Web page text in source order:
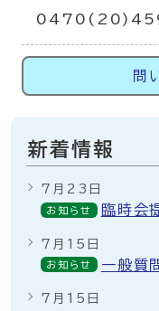
問
新着情報
7月23日
お知らせ 臨時会
7月15日
お知らせ 一般質
7月15日